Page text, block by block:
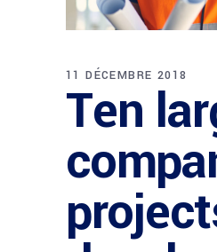
11 DÉCEMBRE 2018
Ten